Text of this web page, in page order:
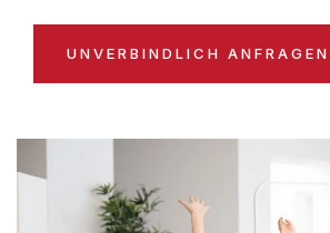
UNVERBINDLICH ANFRAGEN